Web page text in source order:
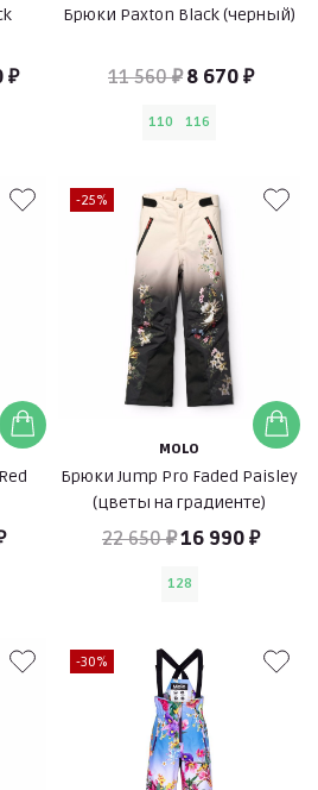
₽
Брюки Paxton Black (черный)
11 560 ₽ 8 670 ₽
110 116
-25%
MOLO
Брюки Jump Pro Faded Paisley
(цветы на градиенте)
22 650 ₽16 990 ₽
128
-30%